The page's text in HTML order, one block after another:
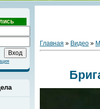
Главная » Видео »